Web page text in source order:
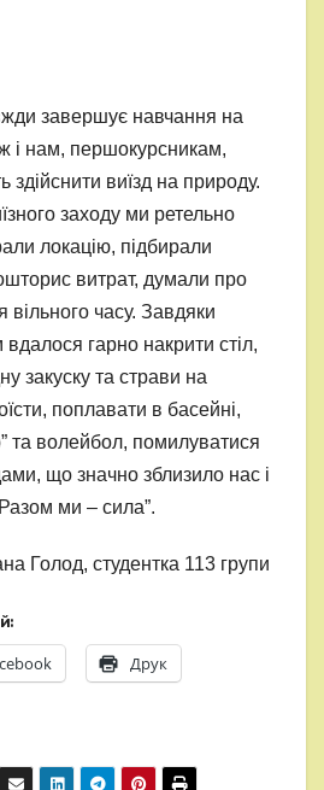
завершує навчання на
і нам, першокурсникам,
здійснити виїзд на природу.
заходу ми ретельно
локацію, підбирали
витрат, думали про
вільного часу. Завдяки
вдалося гарно накрити стіл,
закуску та страви на
поплавати в басейні,
та волейбол, помилуватися
що значно зблизило нас і
ми – сила”.
Голод, студентка 113 групи
Друк